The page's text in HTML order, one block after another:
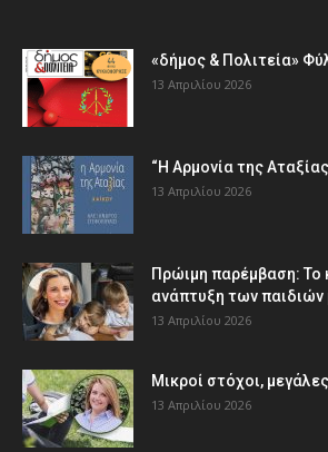
«δήμος & Πολιτεία»
13 Απριλίου 2026
“Η Αρμονία της
13 Απριλίου 2026
Πρώιμη παρέμβαση: Το
ανάπτυξη των παιδιών
13 Απριλίου 2026
Μικροί στόχοι,
13 Απριλίου 2026